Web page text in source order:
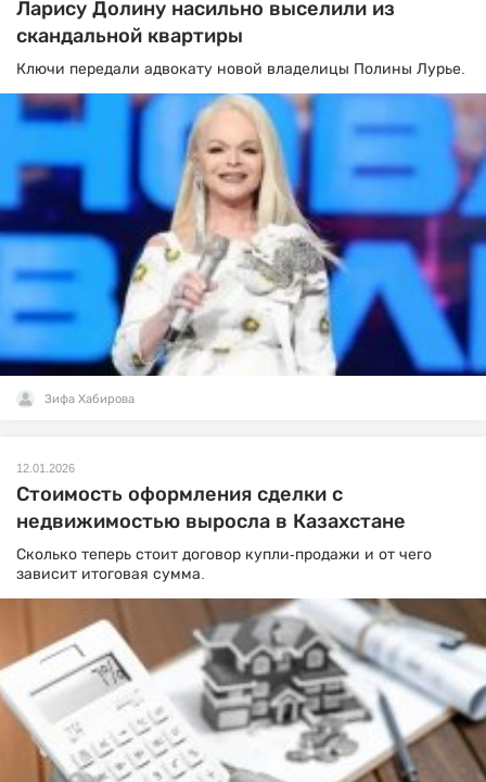
Ларису Долину насильно выселили из
скандальной квартиры
Ключи передали адвокату новой владелицы Полины Лурье.
Зифа Хабирова
12.01.2026
Стоимость оформления сделки с
недвижимостью выросла в Казахстане
Сколько теперь стоит договор купли-продажи и от чего
зависит итоговая сумма.